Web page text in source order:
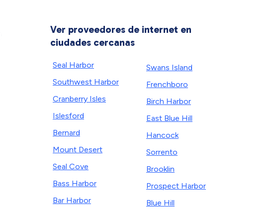
Ver proveedores de internet en
ciudades cercanas
Seal Harbor
Southwest Harbor
Cranberry Isles
Islesford
Bernard
Mount Desert
Seal Cove
Bass Harbor
Bar Harbor
Swans Island
Frenchboro
Birch Harbor
East Blue Hill
Hancock
Sorrento
Brooklin
Prospect Harbor
Blue Hill